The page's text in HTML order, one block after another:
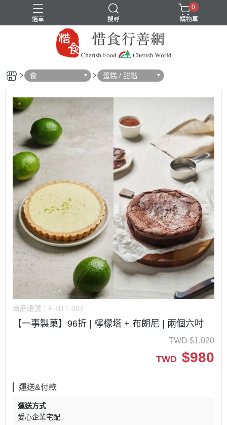
選單 搜尋
0
購物車
食 蛋糕 / 甜點
商品編號： F-HTT-007
【一事製菓】96折 | 檸檬塔 + 布朗尼 | 兩個六吋
TWD $1,020
TWD $980
運送&付款
運送方式
愛心企業宅配